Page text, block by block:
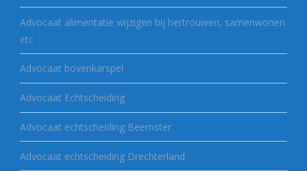
Advocaat alimentatie wijzigen bij hertrouwen, samenwonen
etc
Advocaat bovenkarspel
Advocaat Echtscheiding
Advocaat echtscheiding Beemster
Advocaat echtscheiding Drechterland